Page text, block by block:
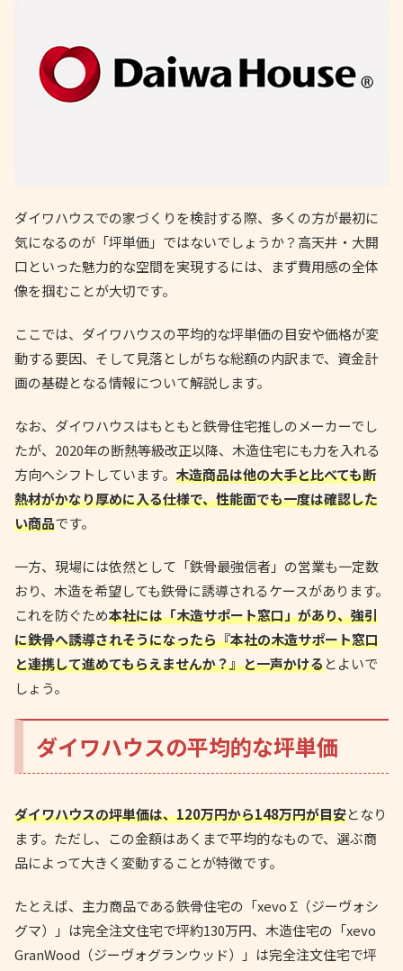
ダイワハウスでの家づくりを検討する際、多くの方が最初に
気になるのが「坪単価」ではないでしょうか？高天井・大開
口といった魅力的な空間を実現するには、まず費用感の全体
像を掴むことが大切です。
ここでは、ダイワハウスの平均的な坪単価の目安や価格が変
動する要因、そして見落としがちな総額の内訳まで、資金計
画の基礎となる情報について解説します。
なお、ダイワハウスはもともと鉄骨住宅推しのメーカーでし
たが、2020年の断熱等級改正以降、木造住宅にも力を入れる
方向へシフトしています。 木造商品は他の大手と比べても断
熱材がかなり厚めに入る仕様で、性能面でも一度は確認した
い商品です。
一方、現場には依然として「鉄骨最強信者」の営業も一定数
おり、木造を希望しても鉄骨に誘導されるケースがあります。
これを防ぐため本社には「木造サポート窓口」があり、強引
に鉄骨へ誘導されそうになったら『本社の木造サポート窓口
と連携して進めてもらえませんか？』と一声かけるとよいで
しょう。
ダイワハウスの平均的な坪単価
ダイワハウスの坪単価は、120万円から148万円が目安となり
ます。ただし、この金額はあくまで平均的なもので、選ぶ商
品によって大きく変動することが特徴です。
たとえば、主力商品である鉄骨住宅の「xevo Σ（ジーヴォシ
グマ）」は完全注文住宅で坪約130万円、木造住宅の「xevo
GranWood（ジーヴォグランウッド）」は完全注文住宅で坪